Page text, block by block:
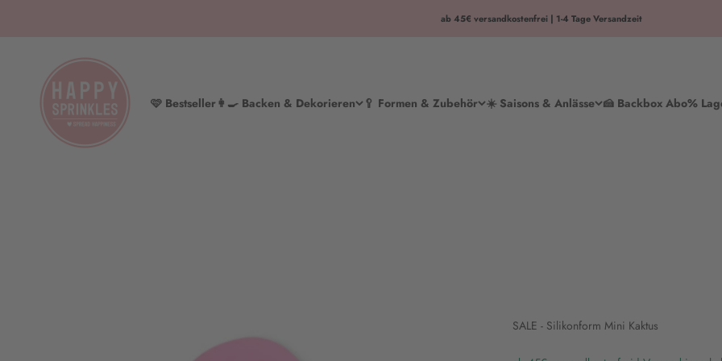
ab 45€ versandkostenfrei | 1-4 Tage Versandzeit
🩷 Bestseller👩‍🍳 Backen & Dekorieren 🥄 Formen & Zubehör ☀️ Saisons & Anlässe 🍰 Backbox Abo%
HAPPY SPRINKLES | D2C
SALE - Silikonform Mini Kaktus